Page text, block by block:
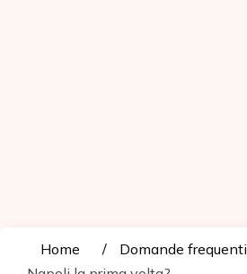
Home Domande frequenti